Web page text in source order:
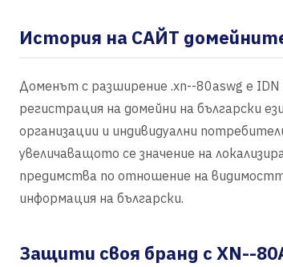
История на САЙТ
Доменът с разширение .xn--80aswg е IDN
регистрация на домейни на български
организации и индивидуални
увеличаващото се значение на
предимства по отношение на
информация на български.
Защити своя бранд с XN--